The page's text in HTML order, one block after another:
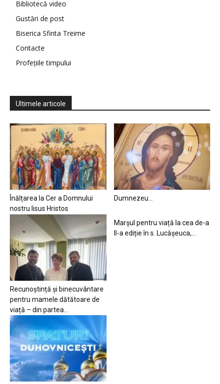
Bibliotecă video
Gustări de post
Biserica Sfinta Treime
Contacte
Profețiile timpului
Ultimele articole
Înălțarea la Cer a Domnului
nostru Iisus Hristos
Dumnezeu…
Recunoștință și binecuvântare
pentru mamele dătătoare de
viață – din partea...
Marșul pentru viață la cea de-a
II-a ediție în s. Lucășeuca,...